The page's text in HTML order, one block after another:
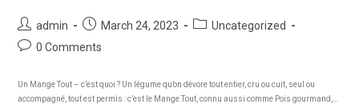
admin March 24, 2023
Uncategorized
0 Comments
Un Mange Tout – c’est quoi ? Un légume qu’on dévore tout entier, cru ou cuit, seul ou
accompagné, tout est permis : c’est le Mange Tout, connu aussi comme Pois gourmand,…